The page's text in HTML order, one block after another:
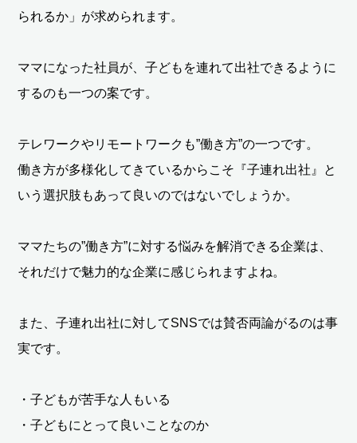
られるか」が求められます。
ママになった社員が、子どもを連れて出社できるように
するのも一つの案です。
テレワークやリモートワークも”働き方”の一つです。
働き方が多様化してきているからこそ『子連れ出社』と
いう選択肢もあって良いのではないでしょうか。
ママたちの”働き方”に対する悩みを解消できる企業は、
それだけで魅力的な企業に感じられますよね。
また、子連れ出社に対してSNSでは賛否両論がるのは事
実です。
・子どもが苦手な人もいる
・子どもにとって良いことなのか